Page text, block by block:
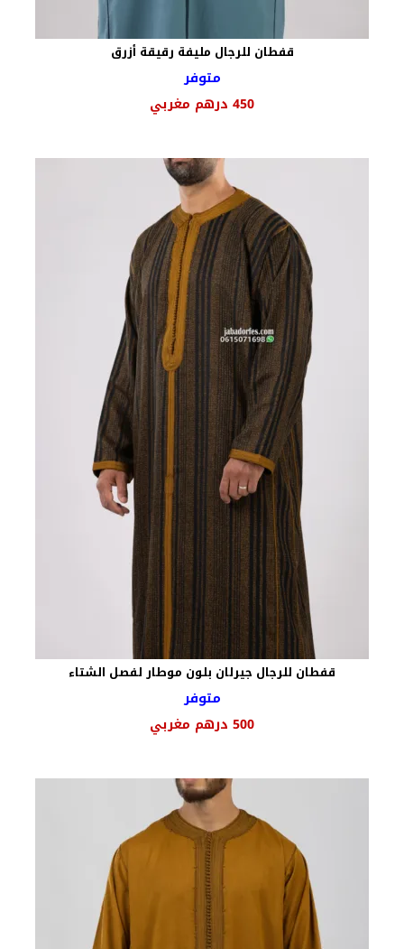
قفطان للرجال مليفة رقيقة أزرق
متوفر
450 درهم مغربي
قفطان للرجال جيرلان بلون موطار لفصل الشتاء
متوفر
500 درهم مغربي